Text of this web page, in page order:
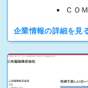
企業情報の詳細を見